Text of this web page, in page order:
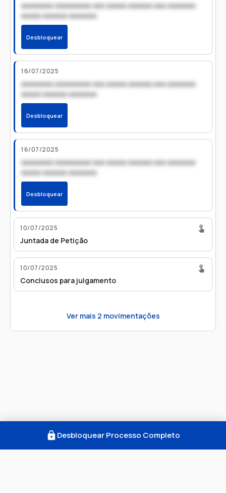
xxxxxxxx xxxxxxxxx xxx xxxxx xxxxxx xxx xxxxxxx
xxxxx xxxxxx xxxxxxx
Desbloquear
16/07/2025
xxxxxxxx xxxxxxxxx xxx xxxxx xxxxxx xxx xxxxxxx
xxxxx xxxxxx xxxxxxx
Desbloquear
16/07/2025
xxxxxxxx xxxxxxxxx xxx xxxxx xxxxxx xxx xxxxxxx
xxxxx xxxxxx xxxxxxx
Desbloquear
10/07/2025
Juntada de Petição
10/07/2025
Conclusos para julgamento
Ver mais 2 movimentações
Desbloquear Processo Completo